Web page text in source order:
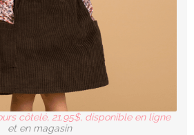
côtelé, 21.95$, disponible en ligne
et en magasin